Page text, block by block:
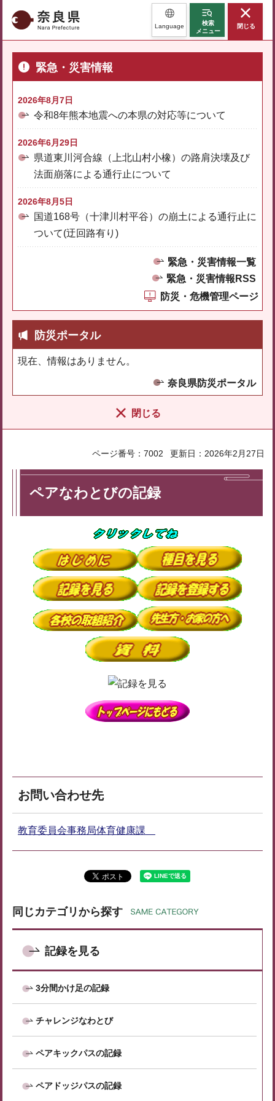
奈良県 Language
検索
メニュー
閉じる
緊急・災害情報
2026年8月7日
令和8年熊本地震への本県の対応等について
2026年6月29日
県道東川河合線（上北山村小橡）の路肩決壊及び
法面崩落による通行止について
2026年8月5日
国道168号（十津川村平谷）の崩土による通行止に
ついて(迂回路有り)
緊急・災害情報一覧
緊急・災害情報RSS
防災・危機管理ページ
防災ポータル
現在、情報はありません。
奈良県防災ポータル
閉じる
ページ番号：7002 更新日：2026年2月27日
ペアなわとびの記録
お問い合わせ先
教育委員会事務局体育健康課
同じカテゴリから探す
記録を見る
3分間かけ足の記録
チャレンジなわとび
ペアキックパスの記録
ペアドッジパスの記録